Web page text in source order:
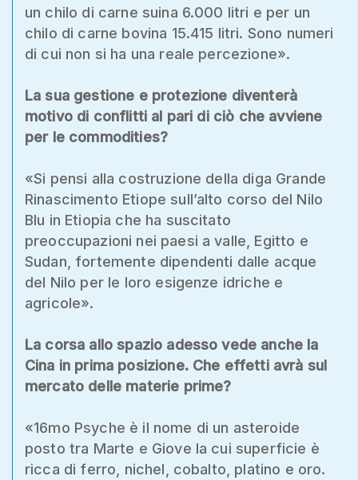
un chilo di carne suina 6.000 litri e per un
chilo di carne bovina 15.415 litri. Sono numeri
di cui non si ha una reale percezione».
La sua gestione e protezione diventerà
motivo di conflitti al pari di ciò che avviene
per le commodities?
«Si pensi alla costruzione della diga Grande
Rinascimento Etiope sull’alto corso del Nilo
Blu in Etiopia che ha suscitato
preoccupazioni nei paesi a valle, Egitto e
Sudan, fortemente dipendenti dalle acque
del Nilo per le loro esigenze idriche e
agricole».
La corsa allo spazio adesso vede anche la
Cina in prima posizione. Che effetti avrà sul
mercato delle materie prime?
«16mo Psyche è il nome di un asteroide
posto tra Marte e Giove la cui superficie è
ricca di ferro, nichel, cobalto, platino e oro.